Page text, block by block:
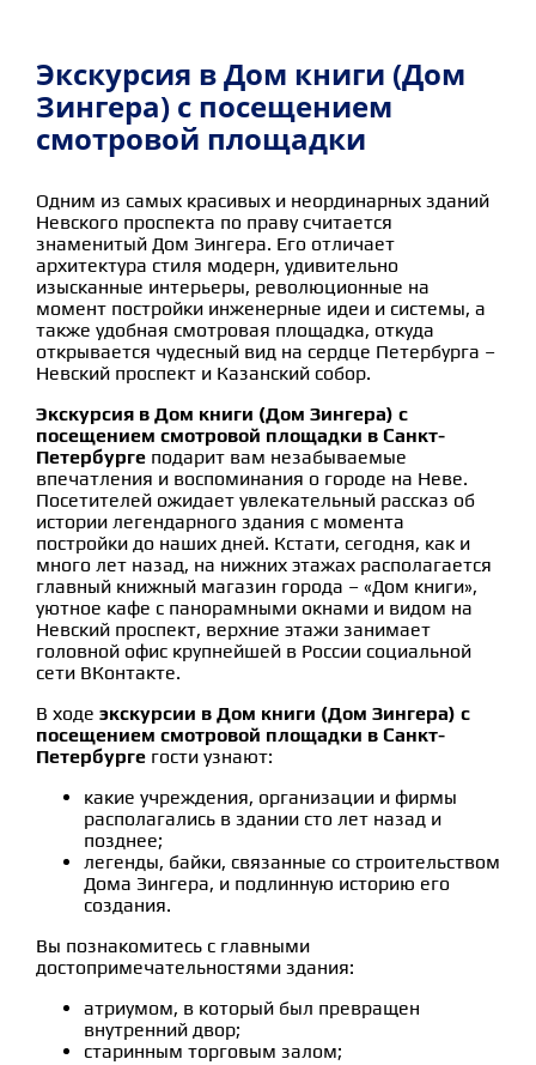
Экскурсия в Дом книги (Дом
Зингера) с посещением
смотровой площадки
Одним из самых красивых и неординарных зданий
Невского проспекта по праву считается
знаменитый Дом Зингера. Его отличает
архитектура стиля модерн, удивительно
изысканные интерьеры, революционные на
момент постройки инженерные идеи и системы, а
также удобная смотровая площадка, откуда
открывается чудесный вид на сердце Петербурга –
Невский проспект и Казанский собор.
Экскурсия в Дом книги (Дом Зингера) с
посещением смотровой площадки в Санкт-
Петербурге подарит вам незабываемые
впечатления и воспоминания о городе на Неве.
Посетителей ожидает увлекательный рассказ об
истории легендарного здания с момента
постройки до наших дней. Кстати, сегодня, как и
много лет назад, на нижних этажах располагается
главный книжный магазин города – «Дом книги»,
уютное кафе с панорамными окнами и видом на
Невский проспект, верхние этажи занимает
головной офис крупнейшей в России социальной
сети ВКонтакте.
В ходе экскурсии в Дом книги (Дом Зингера) с
посещением смотровой площадки в Санкт-
Петербурге гости узнают:
какие учреждения, организации и фирмы
располагались в здании сто лет назад и
позднее;
легенды, байки, связанные со строительством
Дома Зингера, и подлинную историю его
создания.
Вы познакомитесь с главными
достопримечательностями здания:
атриумом, в который был превращен
внутренний двор;
старинным торговым залом;